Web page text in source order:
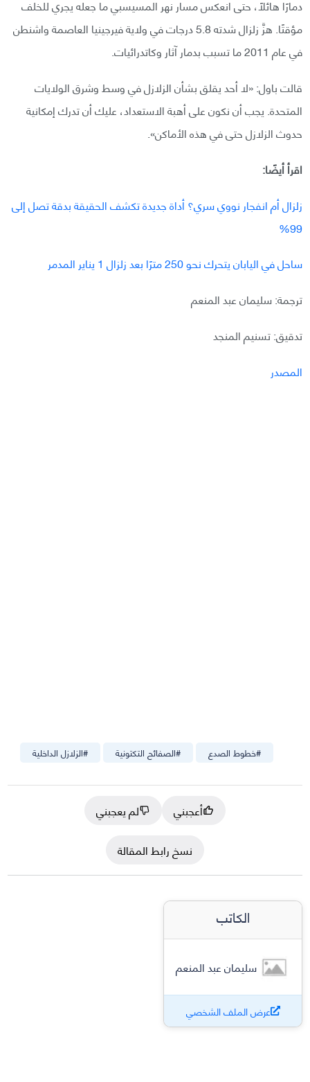
دمارًا هائلًا، حتى انعكس مسار نهر المسيسبي ما جعله يجري للخلف
مؤقتًا. هزَّ زلزال شدته 5.8 درجات في ولاية فيرجينيا العاصمة واشنطن
في عام 2011 ما تسبب بدمار آثار وكاتدرائيات.
قالت باول: «لا أحد يقلق بشأن الزلازل في وسط وشرق الولايات
المتحدة. يجب أن نكون على أهبة الاستعداد، عليك أن تدرك إمكانية
حدوث الزلازل حتى في هذه الأماكن».
اقرأ أيضًا:
زلزال أم انفجار نووي سري؟ أداة جديدة تكشف الحقيقة بدقة تصل إلى
99%
ساحل في اليابان يتحرك نحو 250 مترًا بعد زلزال 1 يناير المدمر
ترجمة: سليمان عبد المنعم
تدقيق: تسنيم المنجد
المصدر
#الزلازل الداخلية #الصفائح التكتونية #خطوط الصدع
أعجبني
لم يعجبني
نسخ رابط المقالة
الكاتب
سليمان عبد المنعم
عرض الملف الشخصي